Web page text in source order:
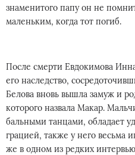
знаменитого папу он не
маленьким, когда тот погиб.
После смерти Евдокимова
его наследство,
Белова вновь вышла замуж и
которого назвала Макар.
бальными танцами, обладает
грацией, также у него весьма
же в одном из редких